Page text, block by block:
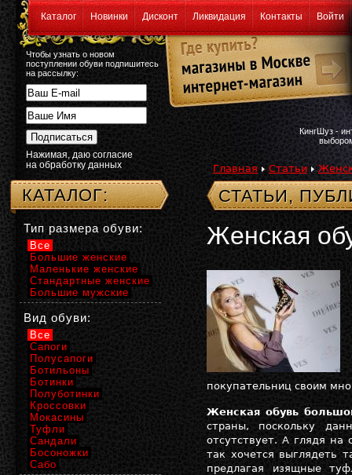
Каталог Новинки Дисконт Ликвидация Контакты Войти
Чтобы узнать о новом
поступлении обуви подпишитесь
на рассылку:
Нажимая, даю согласие
на обработку данных
КингШуз -
Главная Статьи
СТАТЬИ,
Женская
покупательниц своим
Женская обувь
страны, поскольку
отсутствует. А глядя на
так хочется выглядеть
предлагая изящные
КАТАЛОГ:
Тип размера обуви:
Все
Большие женские
Маленькие женские
Стандартные женские
Большие мужские
Вид обуви:
Все
Сапоги
Полусапоги
Ботильоны
Ботинки
Полуботинки
Кроссовки
Мокасины
Туфли
Сандали
Босоножки
Сабо